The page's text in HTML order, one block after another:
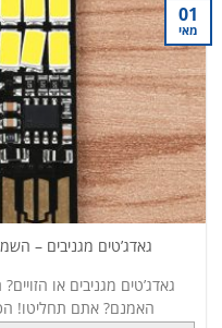
גאדג’טים מגניבים –
גאדג’טים מגניבים או
האמנם? אתם תחליטו!
01
מאי